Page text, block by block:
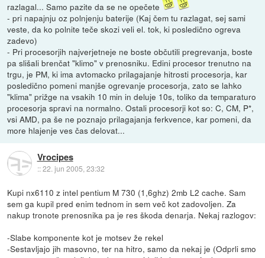
razlagal... Samo pazite da se ne opečete
- pri napajnju oz polnjenju baterije (Kaj čem tu razlagat, sej sami
veste, da ko polnite teče skozi veli el. tok, ki posledično ogreva
zadevo)
- Pri procesorjih najverjetneje ne boste občutili pregrevanja, boste
pa slišali brenčat "klimo" v prenosniku. Edini procesor trenutno na
trgu, je PM, ki ima avtomacko prilagajanje hitrosti procesorja, kar
posledično pomeni manjše ogrevanje procesorja, zato se lahko
"klima" prižge na vsakih 10 min in deluje 10s, toliko da temparaturo
procesorja spravi na normalno. Ostali procesorji kot so: C, CM, P*,
vsi AMD, pa še ne poznajo prilagajanja ferkvence, kar pomeni, da
more hlajenje ves čas delovat...
Vrocipes
::22. jun 2005, 23:32
Kupi nx6110 z intel pentium M 730 (1,6ghz) 2mb L2 cache. Sam
sem ga kupil pred enim tednom in sem več kot zadovoljen. Za
nakup tronote prenosnika pa je res škoda denarja. Nekaj razlogov:
-Slabe komponente kot je motsev že rekel
-Sestavljajo jih masovno, ter na hitro, samo da nekaj je (Odprli smo